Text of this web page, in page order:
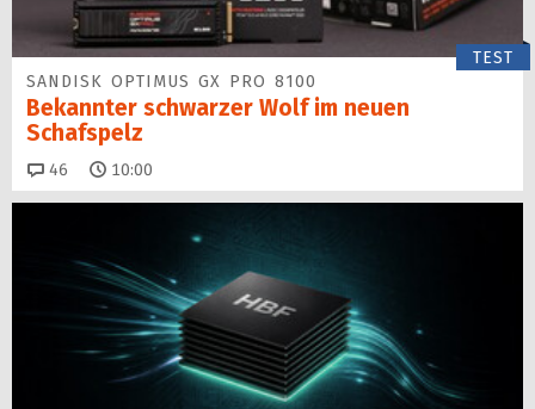
TEST
SANDISK OPTIMUS GX PRO 8100
Bekannter schwarzer Wolf im neuen
Schafspelz
46 Kommentare
10:00